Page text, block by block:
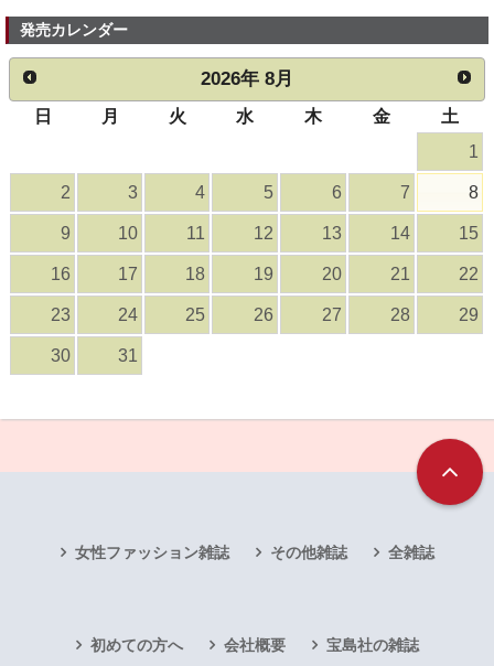
発売カレンダー
2026年 8月
日 月 火 水 木 金
土
1
2 3 4 5 6 7 8
9 10 11 12 13 14 15
16 17 18 19 20 21 22
23 24 25 26 27 28 29
30 31
女性ファッション雑誌 その他雑誌 全雑誌
初めての方へ 会社概要 宝島社の雑誌